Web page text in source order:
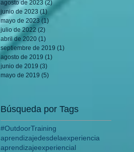
agosto de 2023 (2)2 entradas
junio de 2023 (1)1 entrada
mayo de 2023 (1)
julio de 2022 (2)
abril de 2020 (1)
septiembre de 2019 (1)
agosto de 2019 (1)
junio de 2019 (3)
mayo de 2019 (5)
Búsqueda por Tags
#OutdoorTraining
aprendizajedesdelaexperiencia
aprendizajeexperiencial